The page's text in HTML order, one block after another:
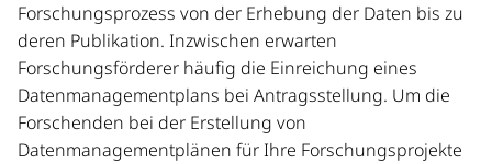
Forschungsprozess von der Erhebung der Daten bis zu
deren Publikation. Inzwischen erwarten
Forschungsförderer häufig die Einreichung eines
Datenmanagementplans bei Antragsstellung. Um die
Forschenden bei der Erstellung von
Datenmanagementplänen für Ihre Forschungsprojekte